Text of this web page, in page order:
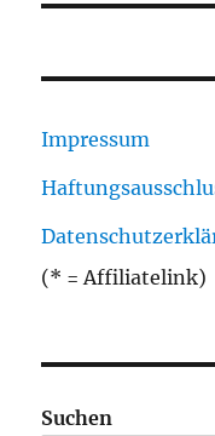
Impressum
(* = Affiliatelink)
Suchen